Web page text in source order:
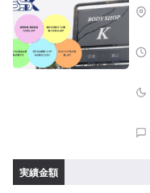
実績金額